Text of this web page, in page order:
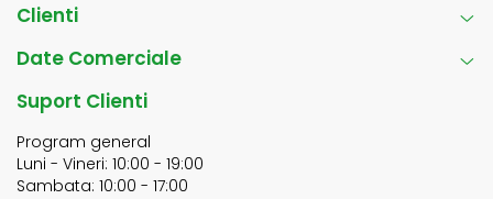
Clienti
Date Comerciale
Suport Clienti
Program general
Luni - Vineri: 10:00 - 19:00
Sambata: 10:00 - 17:00